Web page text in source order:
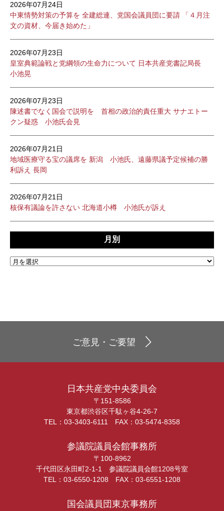
2026年07月24日
中東情勢対策の予算を 全建総連、党国会議員団に要請 「４月注
文の資材、今届き始めた」
2026年07月23日
皇室典範論戦と党綱領の生命力について 日本共産党書記局長
小池晃
2026年07月23日
陳述書でなく国会で説明を 首相の政治的責任重大 サナエトー
クン疑惑 小池氏会見
2026年07月21日
地域医療守る宝の議席を 新潟 小池氏、遠藤県議予定候補の勝
利訴え 長岡
2026年07月21日
核保有議論を許さない 北海道小樽 小池氏が訴え
月別
ご意見・ご要望
日本共産党中央委員会
〒151-8586
東京都渋谷区千駄ヶ谷4-26-7
TEL：03-3403-6111 FAX：03-5474-8358
参議院議員会館事務所
〒100-8962
千代田区永田町2-1-1 参議院議員会館1208号室
TEL：03-6550-1208 FAX：03-6551-1208
国会議員団東京事務所